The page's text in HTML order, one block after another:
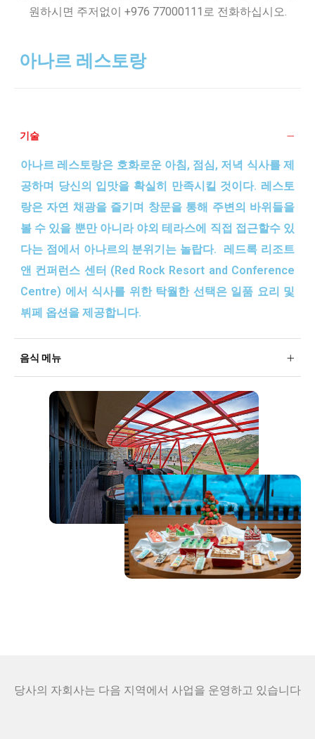
원하시면 주저없이 +976 77000111로 전화하십시오.
아나르 레스토랑
기술
아나르 레스토랑은 호화로운 아침, 점심, 저녁 식사를 제
공하며 당신의 입맛을 확실히 만족시킬 것이다. 레스토
랑은 자연 채광을 즐기며 창문을 통해 주변의 바위들을
볼 수 있을 뿐만 아니라 야외 테라스에 직접 접근할수 있
다는 점에서 아나르의 분위기는 놀랍다. 레드록 리조트
앤 컨퍼런스 센터 (Red Rock Resort and Conference
Centre) 에서 식사를 위한 탁월한 선택은 일품 요리 및
뷔페 옵션을 제공합니다.
음식 메뉴
당사의 자회사는 다음 지역에서 사업을 운영하고 있습니다